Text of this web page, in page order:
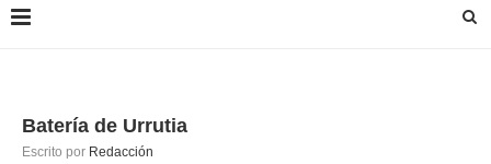
Batería de Urrutia
Escrito por Redacción